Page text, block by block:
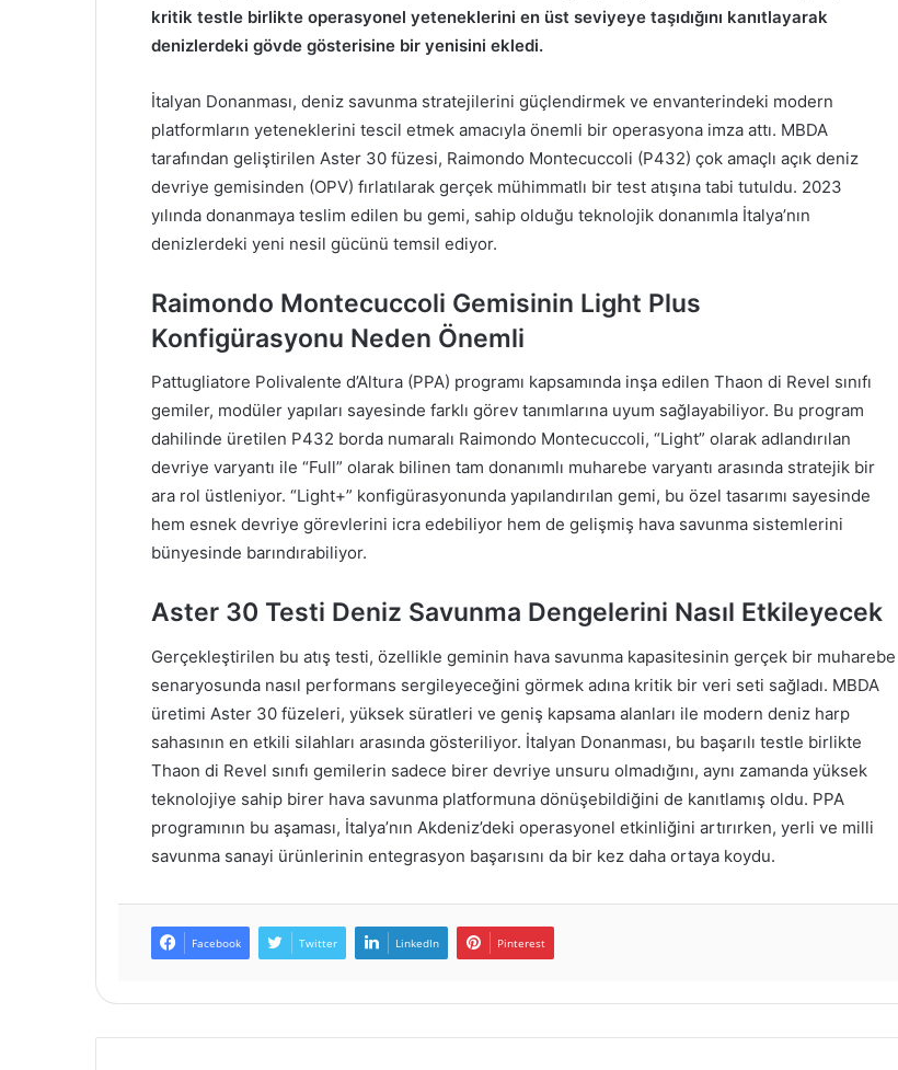
kritik testle birlikte operasyonel yeteneklerini en üst seviyeye taşıdığını kanıtlayarak
denizlerdeki gövde gösterisine bir yenisini ekledi.
İtalyan Donanması, deniz savunma stratejilerini güçlendirmek ve envanterindeki modern
platformların yeteneklerini tescil etmek amacıyla önemli bir operasyona imza attı. MBDA
tarafından geliştirilen Aster 30 füzesi, Raimondo Montecuccoli (P432) çok amaçlı açık deniz
devriye gemisinden (OPV) fırlatılarak gerçek mühimmatlı bir test atışına tabi tutuldu. 2023
yılında donanmaya teslim edilen bu gemi, sahip olduğu teknolojik donanımla İtalya’nın
denizlerdeki yeni nesil gücünü temsil ediyor.
Raimondo Montecuccoli Gemisinin Light Plus
Konfigürasyonu Neden Önemli
Pattugliatore Polivalente d’Altura (PPA) programı kapsamında inşa edilen Thaon di Revel sınıfı
gemiler, modüler yapıları sayesinde farklı görev tanımlarına uyum sağlayabiliyor. Bu program
dahilinde üretilen P432 borda numaralı Raimondo Montecuccoli, “Light” olarak adlandırılan
devriye varyantı ile “Full” olarak bilinen tam donanımlı muharebe varyantı arasında stratejik bir
ara rol üstleniyor. “Light+” konfigürasyonunda yapılandırılan gemi, bu özel tasarımı sayesinde
hem esnek devriye görevlerini icra edebiliyor hem de gelişmiş hava savunma sistemlerini
bünyesinde barındırabiliyor.
Aster 30 Testi Deniz Savunma Dengelerini Nasıl Etkileyecek
Gerçekleştirilen bu atış testi, özellikle geminin hava savunma kapasitesinin gerçek bir muharebe
senaryosunda nasıl performans sergileyeceğini görmek adına kritik bir veri seti sağladı. MBDA
üretimi Aster 30 füzeleri, yüksek süratleri ve geniş kapsama alanları ile modern deniz harp
sahasının en etkili silahları arasında gösteriliyor. İtalyan Donanması, bu başarılı testle birlikte
Thaon di Revel sınıfı gemilerin sadece birer devriye unsuru olmadığını, aynı zamanda yüksek
teknolojiye sahip birer hava savunma platformuna dönüşebildiğini de kanıtlamış oldu. PPA
programının bu aşaması, İtalya’nın Akdeniz’deki operasyonel etkinliğini artırırken, yerli ve milli
savunma sanayi ürünlerinin entegrasyon başarısını da bir kez daha ortaya koydu.
Facebook Twitter LinkedIn Pinterest